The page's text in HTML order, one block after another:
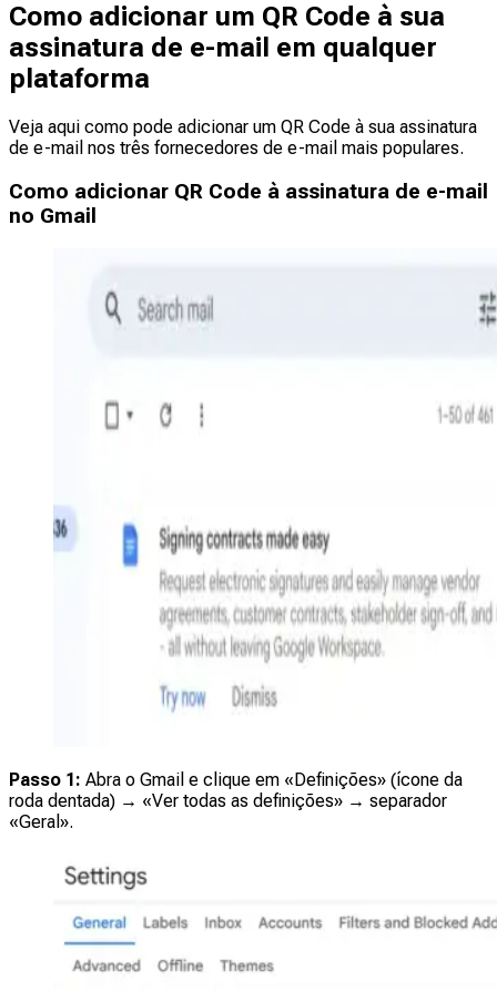
Como adicionar um QR Code à sua
assinatura de e-mail em qualquer
plataforma
Veja aqui como pode adicionar um QR Code à sua assinatura
de e-mail nos três fornecedores de e-mail mais populares.
Como adicionar QR Code à assinatura de e-mail
no Gmail
Passo 1: Abra o Gmail e clique em «Definições» (ícone da
roda dentada) → «Ver todas as definições» → separador
«Geral».